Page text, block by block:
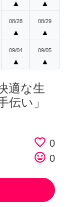
▲ ▲
08/28
▲
08/29
▲
09/04
▲
09/05
▲
適な生
伝い」
favorite_border 0
tag_faces 0